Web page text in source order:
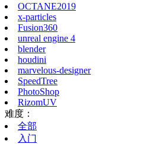
OCTANE2019
x-particles
Fusion360
unreal engine 4
blender
houdini
marvelous-designer
SpeedTree
PhotoShop
RizomUV
难度：
全部
入门